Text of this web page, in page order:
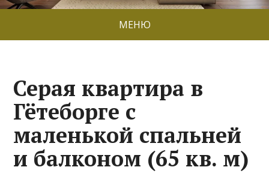
МЕНЮ
Серая квартира в
Гётеборге с
маленькой спальней
и балконом (65 кв. м)